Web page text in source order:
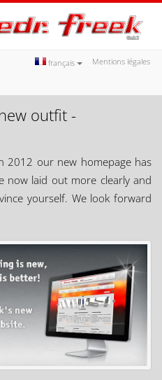
Mentions légales
français
outfit -
2012 our new homepage has
now laid out more clearly and
yourself. We look forward